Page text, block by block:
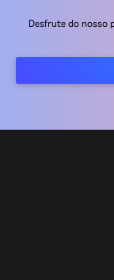
Desfrute do nosso
Central de imprensa
Termos de uso